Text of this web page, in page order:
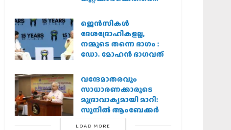
വേണമെന്ന് വിശ്വഹിന്ദു
പരിഷത്ത്
ജെന്‍സികള്‍
ദേശദ്രോഹികളല്ല,
നമ്മുടെ തന്നെ ഭാഗം :
ഡോ. മോഹന്‍ ഭാഗവത്
വന്ദേമാതരവും
സാധാരണക്കാരുടെ
മുദ്രാവാക്യമായി മാറി:
സുനിൽ ആംബേക്കർ
LOAD MORE